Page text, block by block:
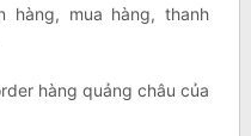
hàng, mua hàng, thanh
hàng quảng châu của